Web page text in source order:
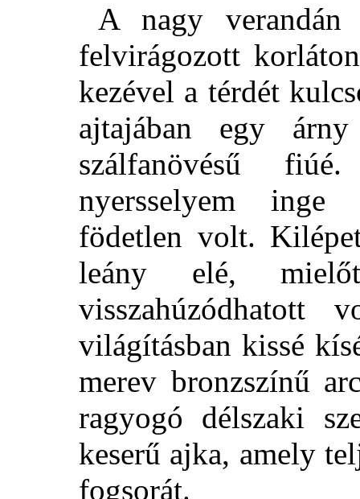
A nagy
felvirágozott
kezével a térdét
ajtajában egy
szálfanövésű
nyersselyem
födetlen volt.
leány elé,
világításban kissé
merev bronzszínű
ragyogó délszaki
keserű ajka, amely
fogsorát.